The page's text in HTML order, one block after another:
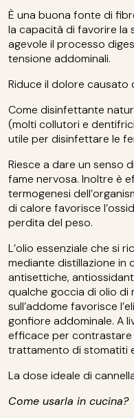
È una buona fonte di
la capacità di favorire la
agevole il processo
tensione addominali.
Riduce il dolore causato
Come disinfettante
(molti collutori e
utile per disinfettare le
Riesce a dare un senso
fame nervosa. Inoltre è
termogenesi
di calore favorisce
perdita del peso.
L’olio essenziale che si
mediante distillazione
antisettiche,
qualche goccia di olio di
sull’addome favorisce
gonfiore addominale. A
efficace per contrastare
trattamento di stomatiti
La dose ideale di
Come usarla in cucina?